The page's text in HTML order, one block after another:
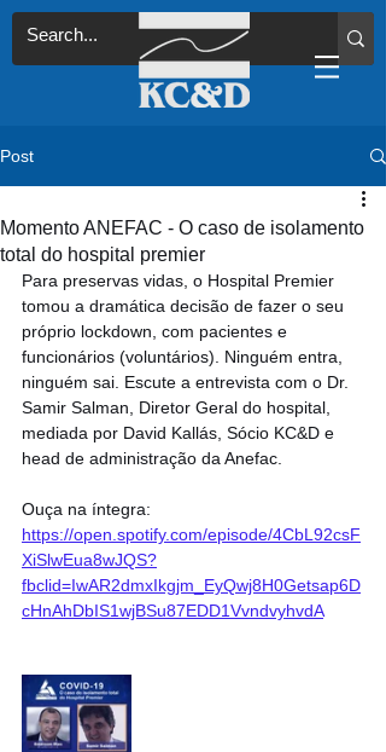
Post
Momento ANEFAC - O caso de isolamento
total do hospital premier
Para preservas vidas, o Hospital Premier
tomou a dramática decisão de fazer o seu
próprio lockdown, com pacientes e
funcionários (voluntários). Ninguém entra,
ninguém sai. Escute a entrevista com o Dr.
Samir Salman, Diretor Geral do hospital,
mediada por David Kallás, Sócio KC&D e
head de administração da Anefac.
Ouça na íntegra:
https://open.spotify.com/episode/4CbL92csF
XiSlwEua8wJQS?
fbclid=IwAR2dmxIkgjm_EyQwj8H0Getsap6D
cHnAhDbIS1wjBSu87EDD1VvndvyhvdA